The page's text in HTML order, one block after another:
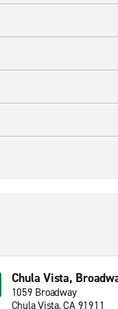
Chula Vista,
1059 Broadway
Chula Vista, CA 91911